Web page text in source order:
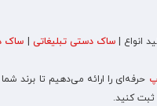
انواع |ساک دستی تبلیغاتی ساک
حرفه‌ای را ارائه می‌دهیم تا برند
ثبت کنید.